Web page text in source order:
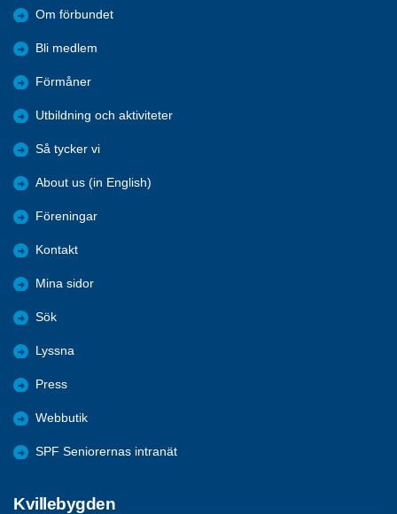
Om förbundet
Bli medlem
Förmåner
Utbildning och aktiviteter
Så tycker vi
About us (in English)
Föreningar
Kontakt
Mina sidor
Sök
Lyssna
Press
Webbutik
SPF Seniorernas intranät
Kvillebygden